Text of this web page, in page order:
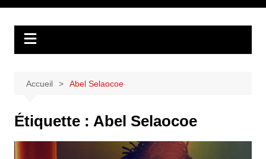
Accueil Abel Selaocoe
Étiquette : Abel Selaocoe